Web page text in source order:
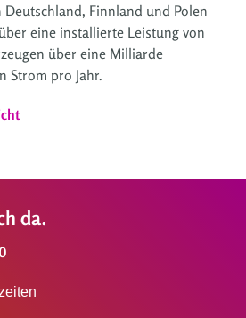
Finnland und Polen
eine installierte Leistung von
über eine Milliarde
Strom pro Jahr.
da.